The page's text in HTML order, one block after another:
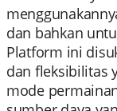
dan bahkan
Platform ini
dan fleksibilitas
mode